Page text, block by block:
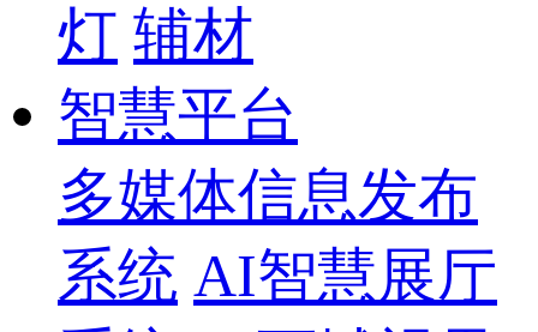
灯 辅材
智慧平台
多媒体信息发布
系统 AI智慧展厅